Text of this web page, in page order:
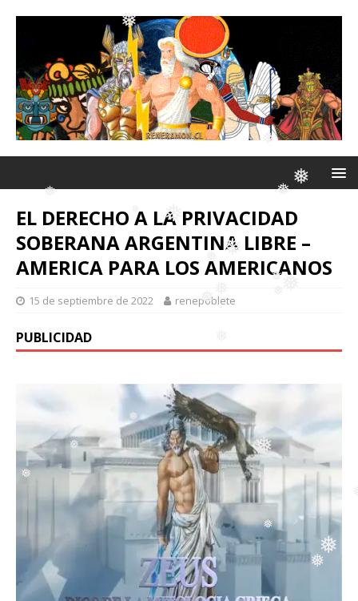
❅
❅
❅ ❅
❅
❅
❅
❅
❅ ❅
❅
❅
❅
❅
❅
❅
❅
❅
❅
❅
EL DERECHO A LA PRIVACIDAD
SOBERANA ARGENTINA LIBRE –
AMERICA PARA LOS AMERICANOS
15 de septiembre de 2022 renepoblete
PUBLICIDAD